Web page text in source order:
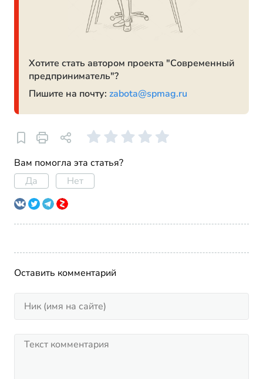
Хотите стать автором проекта "Современный
предприниматель"?
Пишите на почту: zabota@spmag.ru
Вам помогла эта статья?
Да
Нет
Оставить комментарий